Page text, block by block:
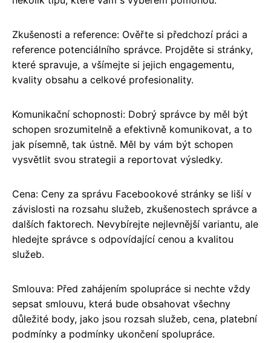
Zkušenosti a reference: Ověřte si předchozí práci a
reference potenciálního správce. Projděte si stránky,
které spravuje, a všímejte si jejich engagementu,
kvality obsahu a celkové profesionality.
Komunikační schopnosti: Dobrý správce by měl být
schopen srozumitelně a efektivně komunikovat, a to
jak písemně, tak ústně. Měl by vám být schopen
vysvětlit svou strategii a reportovat výsledky.
Cena: Ceny za správu Facebookové stránky se liší v
závislosti na rozsahu služeb, zkušenostech správce a
dalších faktorech. Nevybírejte nejlevnější variantu, ale
hledejte správce s odpovídající cenou a kvalitou
služeb.
Smlouva: Před zahájením spolupráce si nechte vždy
sepsat smlouvu, která bude obsahovat všechny
důležité body, jako jsou rozsah služeb, cena, platební
podmínky a podmínky ukončení spolupráce.